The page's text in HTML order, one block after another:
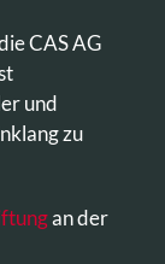
CAS AG
und
zu
an der